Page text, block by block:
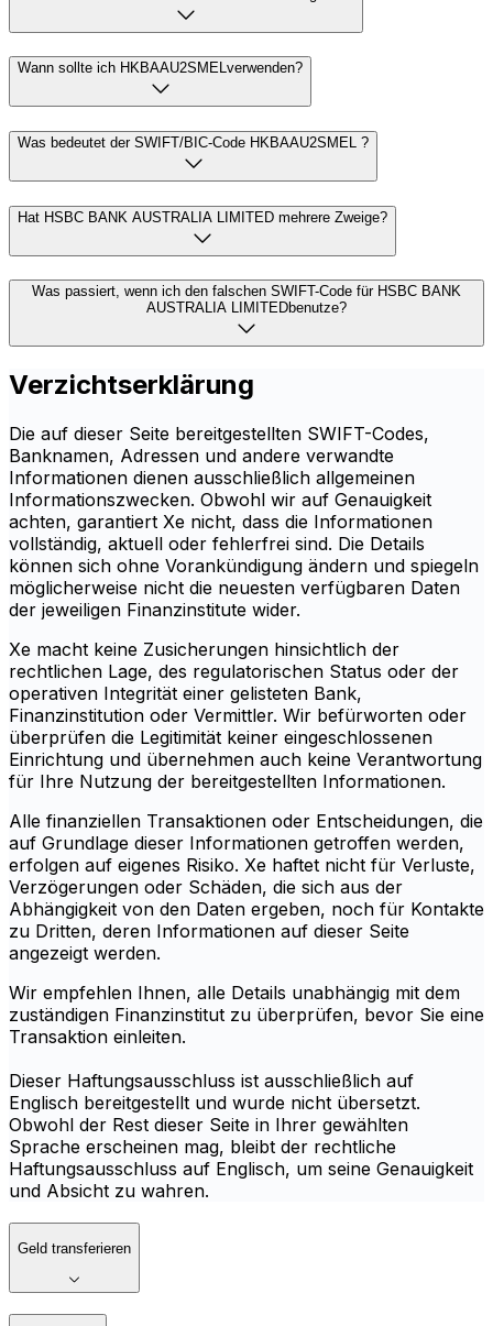
Wann sollte ich HKBAAU2SMELverwenden?
Was bedeutet der SWIFT/BIC-Code HKBAAU2SMEL ?
Hat HSBC BANK AUSTRALIA LIMITED mehrere Zweige?
Was passiert, wenn ich den falschen SWIFT-Code für HSBC BANK
AUSTRALIA LIMITEDbenutze?
Verzichtserklärung
Die auf dieser Seite bereitgestellten SWIFT-Codes,
Banknamen, Adressen und andere verwandte
Informationen dienen ausschließlich allgemeinen
Informationszwecken. Obwohl wir auf Genauigkeit
achten, garantiert Xe nicht, dass die Informationen
vollständig, aktuell oder fehlerfrei sind. Die Details
können sich ohne Vorankündigung ändern und spiegeln
möglicherweise nicht die neuesten verfügbaren Daten
der jeweiligen Finanzinstitute wider.
Xe macht keine Zusicherungen hinsichtlich der
rechtlichen Lage, des regulatorischen Status oder der
operativen Integrität einer gelisteten Bank,
Finanzinstitution oder Vermittler. Wir befürworten oder
überprüfen die Legitimität keiner eingeschlossenen
Einrichtung und übernehmen auch keine Verantwortung
für Ihre Nutzung der bereitgestellten Informationen.
Alle finanziellen Transaktionen oder Entscheidungen, die
auf Grundlage dieser Informationen getroffen werden,
erfolgen auf eigenes Risiko. Xe haftet nicht für Verluste,
Verzögerungen oder Schäden, die sich aus der
Abhängigkeit von den Daten ergeben, noch für Kontakte
zu Dritten, deren Informationen auf dieser Seite
angezeigt werden.
Wir empfehlen Ihnen, alle Details unabhängig mit dem
zuständigen Finanzinstitut zu überprüfen, bevor Sie eine
Transaktion einleiten.
Dieser Haftungsausschluss ist ausschließlich auf
Englisch bereitgestellt und wurde nicht übersetzt.
Obwohl der Rest dieser Seite in Ihrer gewählten
Sprache erscheinen mag, bleibt der rechtliche
Haftungsausschluss auf Englisch, um seine Genauigkeit
und Absicht zu wahren.
Geld transferieren